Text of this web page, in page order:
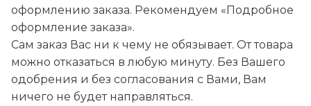
оформлению заказа. Рекомендуем «Подробное
оформление заказа».
Сам заказ Вас ни к чему не обязывает. От товара
можно отказаться в любую минуту. Без Вашего
одобрения и без согласования с Вами, Вам
ничего не будет направляться.